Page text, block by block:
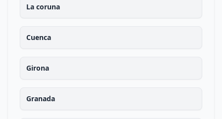
La coruna
Cuenca
Girona
Granada